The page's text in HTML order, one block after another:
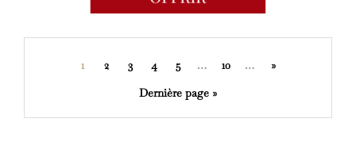
1 2 3 4 5 … 10 …
»
Dernière page »